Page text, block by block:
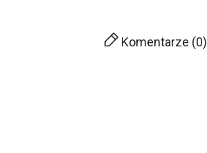
Komentarze (0)